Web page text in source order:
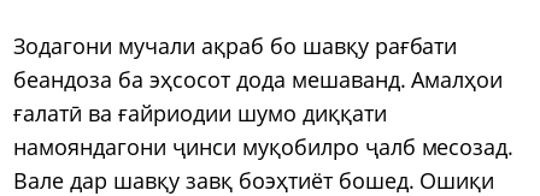
Зодагони мучали ақраб бо шавқу рағбати
беандоза ба эҳсосот дода мешаванд. Амалҳои
ғалатӣ ва ғайриодии шумо диққати
намояндагони ҷинси муқобилро ҷалб месозад.
Вале дар шавқу завқ боэҳтиёт бошед. Ошиқи